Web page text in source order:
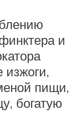
и
пищи,
богатую